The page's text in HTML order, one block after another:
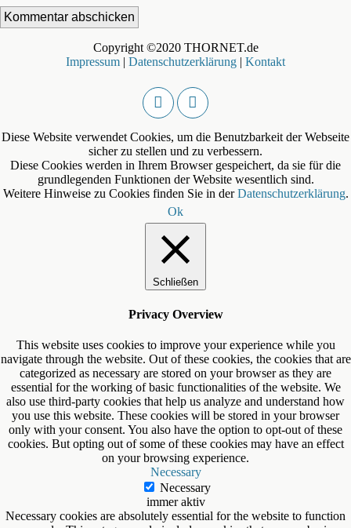
Copyright ©2020 THORNET.de
Impressum | Datenschutzerklärung | Kontakt
Diese Website verwendet Cookies, um die Benutzbarkeit der Webseite
sicher zu stellen und zu verbessern.
Diese Cookies werden in Ihrem Browser gespeichert, da sie für die
grundlegenden Funktionen der Website wesentlich sind.
Weitere Hinweise zu Cookies finden Sie in derDatenschutzerklärung.
Ok
Schließen
Privacy Overview
This website uses cookies to improve your experience while you
navigate through the website. Out of these cookies, the cookies that are
categorized as necessary are stored on your browser as they are
essential for the working of basic functionalities of the website. We
also use third-party cookies that help us analyze and understand how
you use this website. These cookies will be stored in your browser
only with your consent. You also have the option to opt-out of these
cookies. But opting out of some of these cookies may have an effect
on your browsing experience.
Necessary
Necessary
immer aktiv
Necessary cookies are absolutely essential for the website to function